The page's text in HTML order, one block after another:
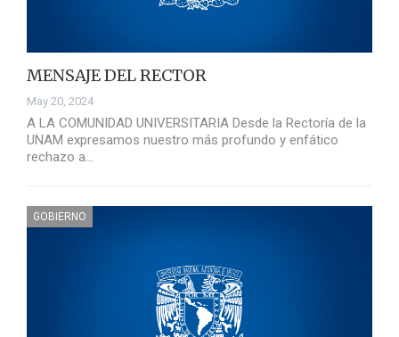
MENSAJE DEL RECTOR
May 20, 2024
A LA COMUNIDAD UNIVERSITARIA Desde la Rectoría de la
UNAM expresamos nuestro más profundo y enfático
rechazo a…
GOBIERNO